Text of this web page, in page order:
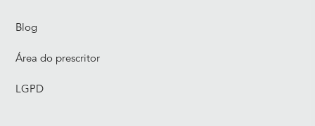
Blog
Área do prescritor
LGPD